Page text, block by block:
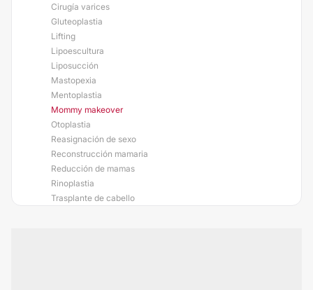
Cirugía varices
Gluteoplastia
Lifting
Lipoescultura
Liposucción
Mastopexia
Mentoplastia
Mommy makeover
Otoplastia
Reasignación de sexo
Reconstrucción mamaria
Reducción de mamas
Rinoplastia
Trasplante de cabello